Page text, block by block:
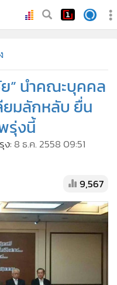
” นำคณะบุคคล
ยมลักหลับ ยื่น
รุ่งนี้
ง: 8 ธ.ค. 2558 09:51
9,567